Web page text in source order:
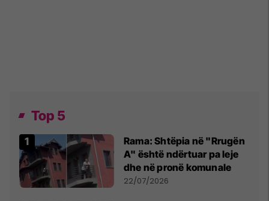
Top 5
Rama: Shtëpia në "Rrugën
A" është ndërtuar pa leje
dhe në pronë komunale
22/07/2026